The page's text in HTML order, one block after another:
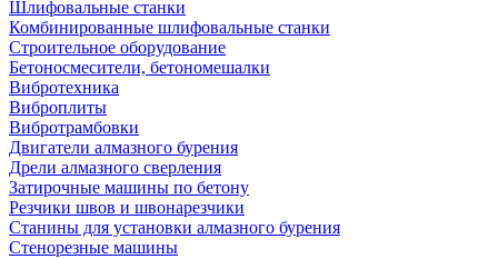
Шлифовальные станки
Комбинированные шлифовальные станки
Строительное оборудование
Бетоносмесители, бетономешалки
Вибротехника
Виброплиты
Вибротрамбовки
Двигатели алмазного бурения
Дрели алмазного сверления
Затирочные машины по бетону
Резчики швов и швонарезчики
Станины для установки алмазного бурения
Стенорезные машины